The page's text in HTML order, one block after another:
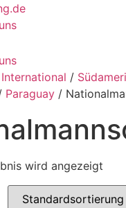
/
Paraguay /
wird angezeigt